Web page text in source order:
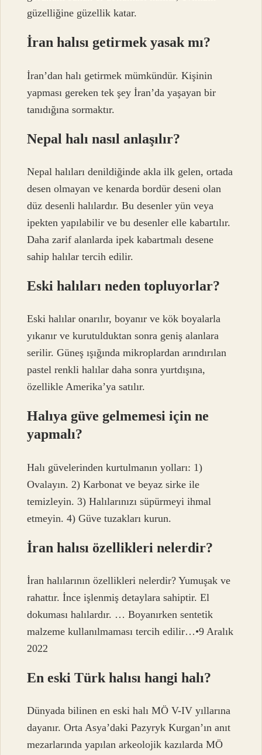
güzelliğine güzellik katar.
İran halısı getirmek yasak mı?
İran’dan halı getirmek mümkündür. Kişinin
yapması gereken tek şey İran’da yaşayan bir
tanıdığına sormaktır.
Nepal halı nasıl anlaşılır?
Nepal halıları denildiğinde akla ilk gelen, ortada
desen olmayan ve kenarda bordür deseni olan
düz desenli halılardır. Bu desenler yün veya
ipekten yapılabilir ve bu desenler elle kabartılır.
Daha zarif alanlarda ipek kabartmalı desene
sahip halılar tercih edilir.
Eski halıları neden topluyorlar?
Eski halılar onarılır, boyanır ve kök boyalarla
yıkanır ve kurutulduktan sonra geniş alanlara
serilir. Güneş ışığında mikroplardan arındırılan
pastel renkli halılar daha sonra yurtdışına,
özellikle Amerika’ya satılır.
Halıya güve gelmemesi için ne
yapmalı?
Halı güvelerinden kurtulmanın yolları: 1)
Ovalayın. 2) Karbonat ve beyaz sirke ile
temizleyin. 3) Halılarınızı süpürmeyi ihmal
etmeyin. 4) Güve tuzakları kurun.
İran halısı özellikleri nelerdir?
İran halılarının özellikleri nelerdir? Yumuşak ve
rahattır. İnce işlenmiş detaylara sahiptir. El
dokuması halılardır. … Boyanırken sentetik
malzeme kullanılmaması tercih edilir…•9 Aralık
2022
En eski Türk halısı hangi halı?
Dünyada bilinen en eski halı MÖ V-IV yıllarına
dayanır. Orta Asya’daki Pazyryk Kurgan’ın anıt
mezarlarında yapılan arkeolojik kazılarda MÖ